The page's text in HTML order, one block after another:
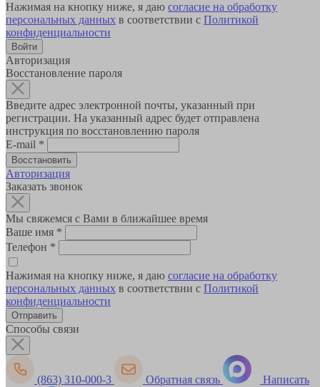
Нажимая на кнопку ниже, я даю согласие на обработку
персональных данных в соответствии с Политикой
конфиденциальности
Авторизация
Восстановление пароля
Введите адрес электронной почты, указанный при
регистрации. На указанный адрес будет отправлена
инструкция по восстановлению пароля
E-mail *
Авторизация
Заказать звонок
Мы свяжемся с Вами в ближайшее время
Ваше имя *
Телефон *
Нажимая на кнопку ниже, я даю согласие на обработку
персональных данных в соответствии с Политикой
конфиденциальности
Способы связи
(863) 310-000-3 Обратная связь Написать